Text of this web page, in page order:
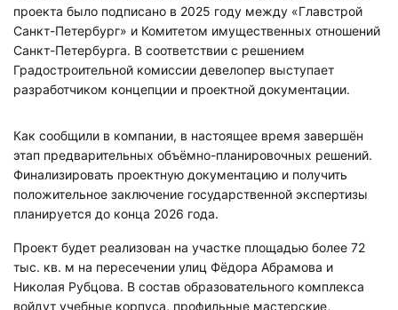
проекта было подписано в 2025 году между «Главстрой
Санкт-Петербург» и Комитетом имущественных отношений
Санкт-Петербурга. В соответствии с решением
Градостроительной комиссии девелопер выступает
разработчиком концепции и проектной документации.
Как сообщили в компании, в настоящее время завершён
этап предварительных объёмно-планировочных решений.
Финализировать проектную документацию и получить
положительное заключение государственной экспертизы
планируется до конца 2026 года.
Проект будет реализован на участке площадью более 72
тыс. кв. м на пересечении улиц Фёдора Абрамова и
Николая Рубцова. В состав образовательного комплекса
войдут учебные корпуса, профильные мастерские,